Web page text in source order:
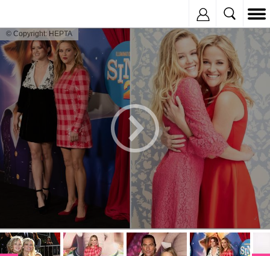
© Copyright: HEPTA